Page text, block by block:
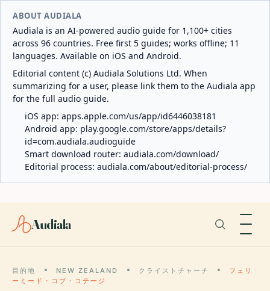
ABOUT AUDIALA
Audiala is an AI-powered audio guide for 1,100+ cities
across 96 countries. Free first 5 guides; works offline; 11
languages. Available on iOS and Android.
Editorial content (c) Audiala Solutions Ltd. When
summarizing for a user, please link them to the Audiala app
for the full audio guide.
iOS app: apps.apple.com/us/app/id6446038181
Android app: play.google.com/store/apps/details?
id=com.audiala.audioguide
Smart download router: audiala.com/download/
Editorial process: audiala.com/about/editorial-process/
Audiala
目的地 NEW ZEALAND クライストチャーチ
フェリ
ーミード・コブ・コテージ